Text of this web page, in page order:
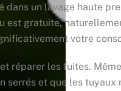
dans un lavage haute
est gratuite,
votre
réparer les fuites.
serrés et que les